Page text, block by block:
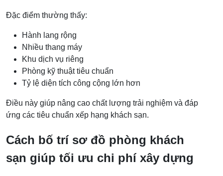
Đặc điểm thường thấy:
Hành lang rộng
Nhiều thang máy
Khu dịch vụ riêng
Phòng kỹ thuật tiêu chuẩn
Tỷ lệ diện tích công cộng lớn hơn
Điều này giúp nâng cao chất lượng trải nghiệm và đáp
ứng các tiêu chuẩn xếp hạng khách sạn.
Cách bố trí sơ đồ phòng khách
sạn giúp tối ưu chi phí xây dựng